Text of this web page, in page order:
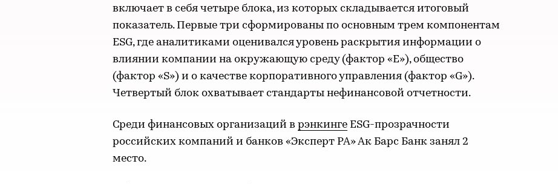
включает в себя четыре блока, из которых складывается итоговый
показатель. Первые три сформированы по основным трем компонентам
ESG, где аналитиками оценивался уровень раскрытия информации о
влиянии компании на окружающую среду (фактор «E»), общество
(фактор «S») и о качестве корпоративного управления (фактор «G»).
Четвертый блок охватывает стандарты нефинансовой отчетности.
Среди финансовых организаций в рэнкинге ESG-прозрачности
российских компаний и банков «Эксперт РА» Ак Барс Банк занял 2
место.